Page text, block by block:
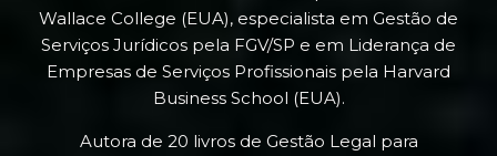
Wallace College (EUA), especialista em Gestão de
Serviços Jurídicos pela FGV/SP e em Liderança de
Empresas de Serviços Profissionais pela Harvard
Business School (EUA).
Autora de 20 livros de Gestão Legal para